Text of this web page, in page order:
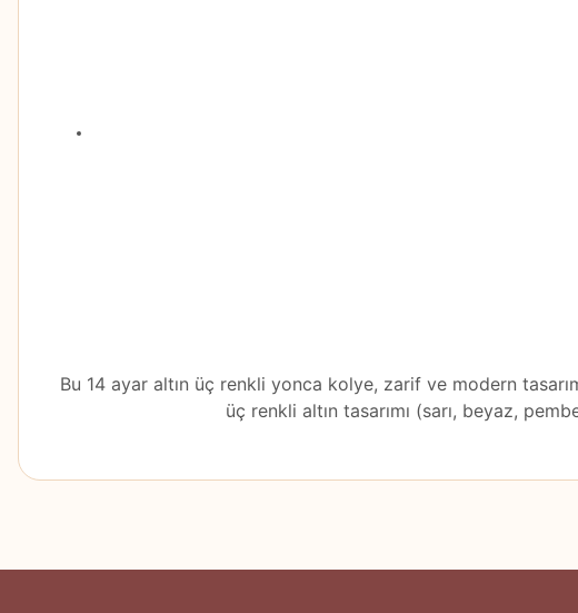
Bu 14 ayar altın üç renkli yonca kolye, zarif ve modern
üç renkli altın tasarımı (sarı, beyaz,